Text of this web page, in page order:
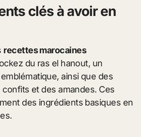
clés à avoir en
recettes marocaines
du ras el hanout, un
ainsi que des
et des amandes. Ces
des ingrédients basiques en